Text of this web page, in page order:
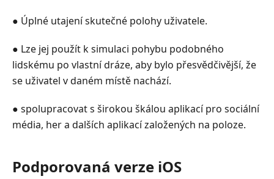
● Úplné utajení skutečné polohy uživatele.
● Lze jej použít k simulaci pohybu podobného
lidskému po vlastní dráze, aby bylo přesvědčivější, že
se uživatel v daném místě nachází.
● spolupracovat s širokou škálou aplikací pro sociální
média, her a dalších aplikací založených na poloze.
Podporovaná verze iOS